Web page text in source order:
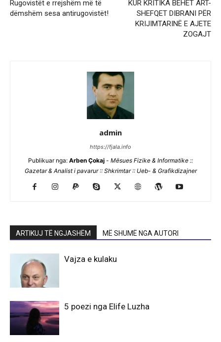
Rugovistët e rrejshëm më të
dëmshëm sesa antirugovistët!
KUR KRITIKA BËHET ART-
SHEFQET DIBRANI PËR
KRIJIMTARINË E AJETE
ZOGAJT
admin
https://fjala.info
Publikuar nga: Arben Çokaj - Mësues Fizike & Informatike ::
Gazetar & Analist i pavarur :: Shkrimtar :: Ueb- & Grafikdizajner
ARTIKUJ TË NGJASHËM MË SHUMË NGA AUTORI
Vajza e kulaku
5 poezi nga Elife Luzha